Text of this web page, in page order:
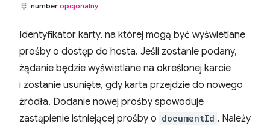
number opcjonalny
Identyfikator karty, na której mogą być wyświetlane
prośby o dostęp do hosta. Jeśli zostanie podany,
żądanie będzie wyświetlane na określonej karcie
i zostanie usunięte, gdy karta przejdzie do nowego
źródła. Dodanie nowej prośby spowoduje
zastąpienie istniejącej prośby o documentId . Należy